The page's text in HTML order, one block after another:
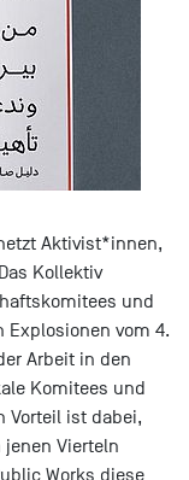
Aktivist*innen,
Kollektiv
und
vom 4.
Arbeit in den
Komitees und
Vorteil ist dabei,
Vierteln
Works diese